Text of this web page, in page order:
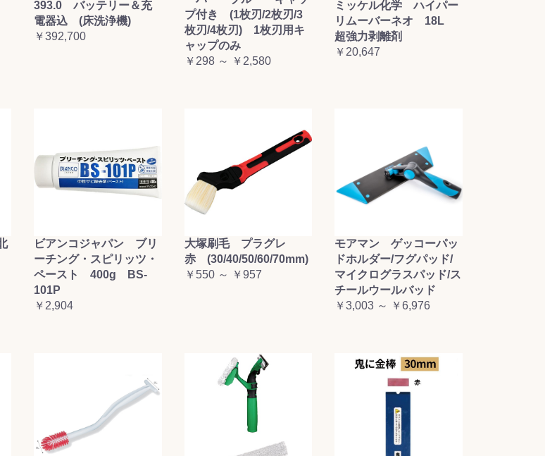
393.0 バッテリー＆充
電器込 (床洗浄機)
￥392,700
プ付き (1枚刃/2枚刃/3
枚刃/4枚刃) 1枚刃用キ
ャップのみ
￥298 ～ ￥2,580
ミッケル化学 ハイパー
リムーバーネオ 18L
超強力剥離剤
￥20,647
ビアンコジャパン ブリ
ーチング・スピリッツ・
ペースト 400g BS-
101P
￥2,904
大塚刷毛 プラグレ
赤 (30/40/50/60/70mm)
￥550 ～ ￥957
モアマン ゲッコーパッ
ドホルダー/フグパッド/
マイクログラスパッド/ス
チールウールバッド
￥3,003 ～ ￥6,976